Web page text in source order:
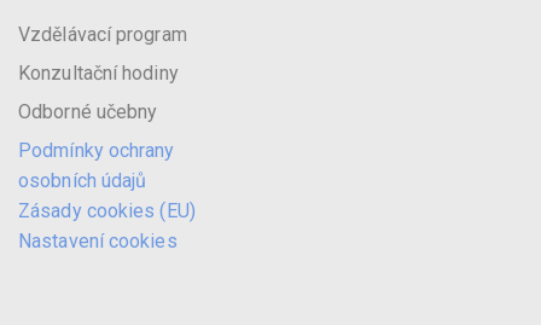
Vzdělávací program
Konzultační hodiny
Odborné učebny
Podmínky ochrany
osobních údajů
Zásady cookies (EU)
Nastavení cookies